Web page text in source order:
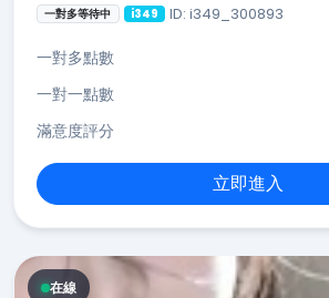
一對多等待中 i349 ID: i349_300893
一對多點數
一對一點數
滿意度評分
立即進入
在線